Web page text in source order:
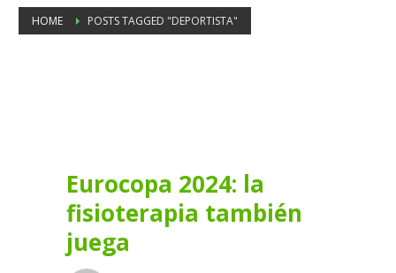
HOME POSTS TAGGED "DEPORTISTA"
Eurocopa 2024: la
fisioterapia también
juega